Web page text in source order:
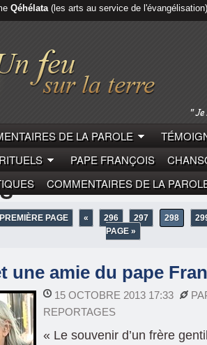
Qéhélata(les arts au service de l'évangélisation)
DE LA PAROLE
PAPE FRANÇOIS
COMMENTAIRES DE LA
PAGE « 296 297 298
PAGE »
une amie du pape
15 OCTOBRE 2013 17:33
REPORTAGES
« Le souvenir d’un frère